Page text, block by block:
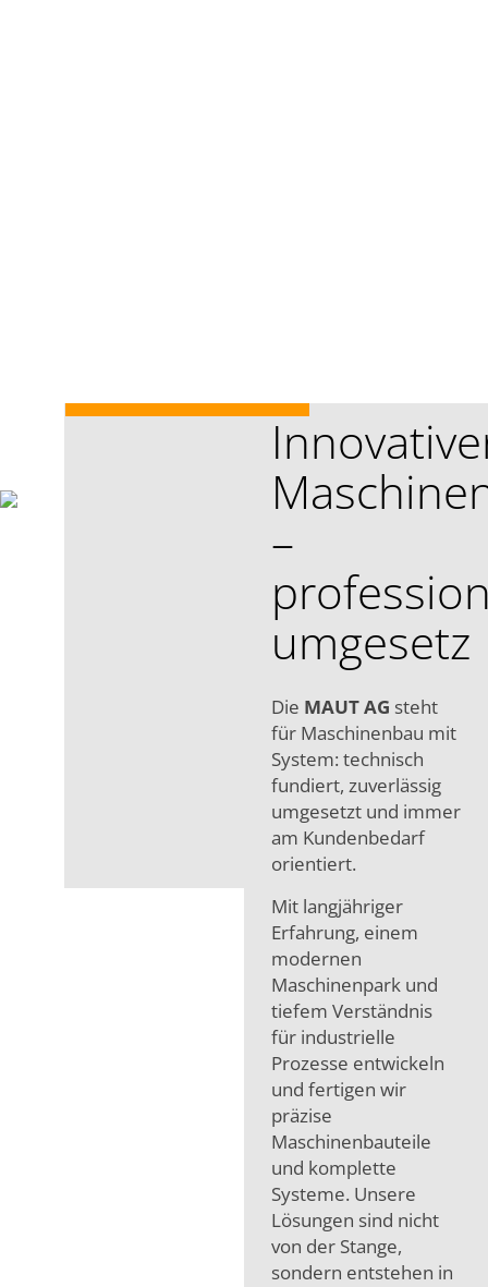
–
umgesetz
Die MAUT AG steht
für Maschinenbau mit
System: technisch
fundiert, zuverlässig
umgesetzt und immer
am Kundenbedarf
orientiert.
Mit langjähriger
Erfahrung, einem
modernen
Maschinenpark und
tiefem Verständnis
für industrielle
Prozesse entwickeln
und fertigen wir
präzise
Maschinenbauteile
und komplette
Systeme. Unsere
Lösungen sind nicht
von der Stange,
sondern entstehen in